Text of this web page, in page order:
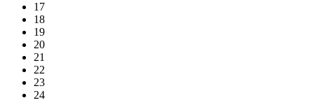
17
18
19
20
21
22
23
24